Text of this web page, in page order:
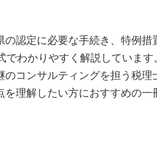
認定に必要な手続き、特例措
でわかりやすく解説しています
コンサルティングを担う税理
理解したい方におすすめの一